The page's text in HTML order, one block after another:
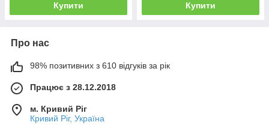
Купити Купити
Про нас
98% позитивних з 610 відгуків за рік
Працює з 28.12.2018
м. Кривий Ріг
Кривий Ріг, Україна